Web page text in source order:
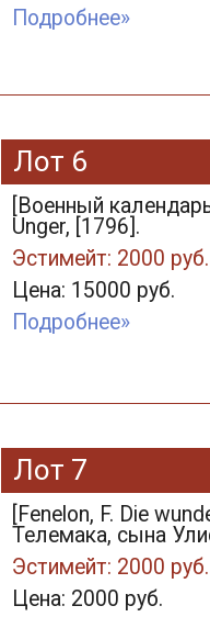
Подробнее»
Лот 6
[Военный
Unger, [1796].
Эстимейт: 2000 руб.
Цена: 15000 руб.
Подробнее»
Лот 7
[Fenelon, F. Die
Телемака, сына
Эстимейт: 2000 руб.
Цена: 2000 руб.